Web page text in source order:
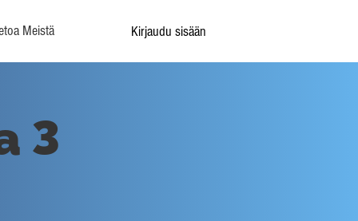
Meistä Kirjaudu sisään
3